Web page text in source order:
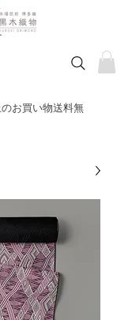
お買い物送料無